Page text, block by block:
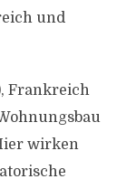
und
Frankreich
wirken